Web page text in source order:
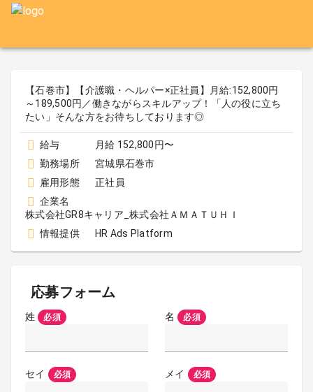
【石巻市】【介護職・ヘルパー×正社員】月給:152,800円
～189,500円／働きながらスキルアップ！「人の役に立ち
たい」そんな方をお待ちしております◎
給与
月給 152,800円〜
勤務場所
宮城県石巻市
雇用形態
正社員
企業名
株式会社GR8キャリア_株式会社ＡＭＡＴＵＨＩ
情報提供
HR Ads Platform
応募フォーム
姓 必須 名 必須
セイ 必須 メイ 必須